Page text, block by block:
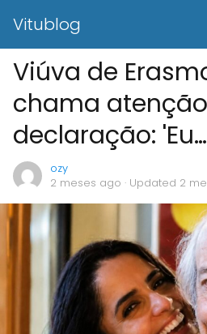
Vitublog
Viúva de
chama
declaração:
ozy
2 meses ago · Updated 2